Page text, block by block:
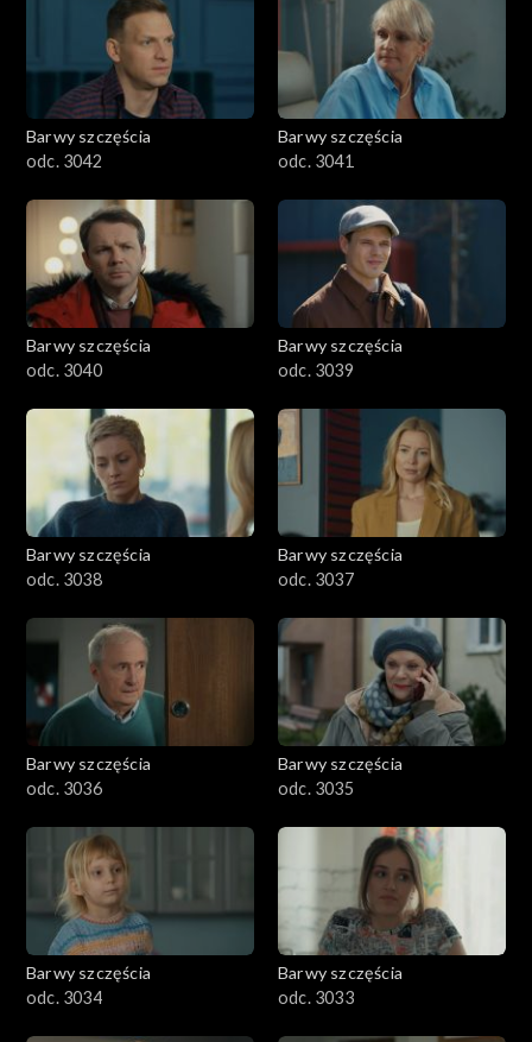
Barwy szczęścia
odc. 3042
Barwy szczęścia
odc. 3041
Barwy szczęścia
odc. 3040
Barwy szczęścia
odc. 3039
Barwy szczęścia
odc. 3038
Barwy szczęścia
odc. 3037
Barwy szczęścia
odc. 3036
Barwy szczęścia
odc. 3035
Barwy szczęścia
odc. 3034
Barwy szczęścia
odc. 3033